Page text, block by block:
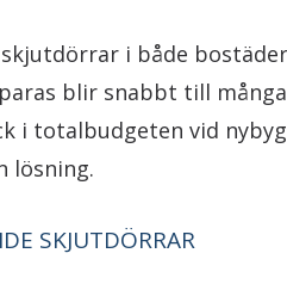
skjutdörrar i både
blir snabbt till
i totalbudgeten vid
lösning.
SKJUTDÖRRAR